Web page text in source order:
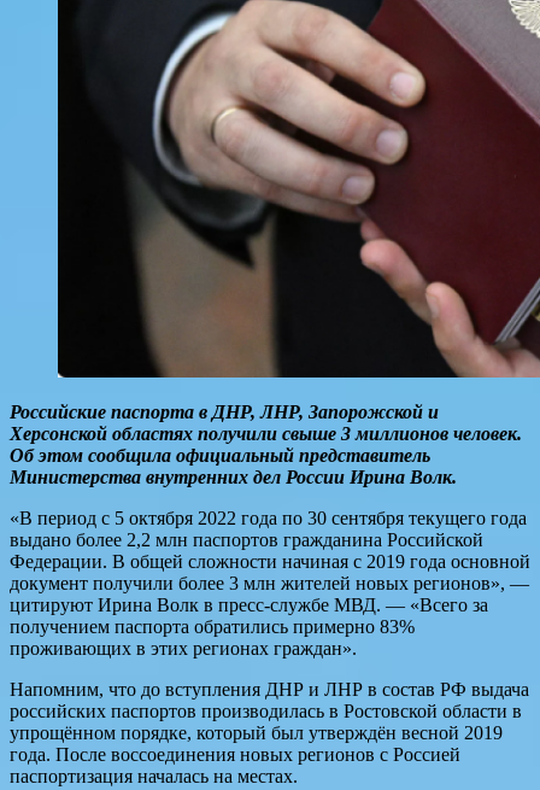
Российские паспорта в ДНР, ЛНР, Запорожской и
Херсонской областях получили свыше 3 миллионов человек.
Об этом сообщила официальный представитель
Министерства внутренних дел России Ирина Волк.
«В период с 5 октября 2022 года по 30 сентября текущего года
выдано более 2,2 млн паспортов гражданина Российской
Федерации. В общей сложности начиная с 2019 года основной
документ получили более 3 млн жителей новых регионов», —
цитируют Ирина Волк в пресс-службе МВД. — «Всего за
получением паспорта обратились примерно 83%
проживающих в этих регионах граждан».
Напомним, что до вступления ДНР и ЛНР в состав РФ выдача
российских паспортов производилась в Ростовской области в
упрощённом порядке, который был утверждён весной 2019
года. После воссоединения новых регионов с Россией
паспортизация началась на местах.